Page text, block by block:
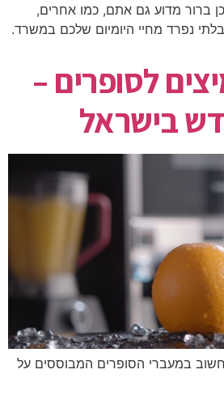
ברור מדוע גם אתם, כמו אחרים,
נפרד מחיי היומיום שלכם במשרד.
לסופרים –
בישראל
במעברי הסופרים המבוססים על